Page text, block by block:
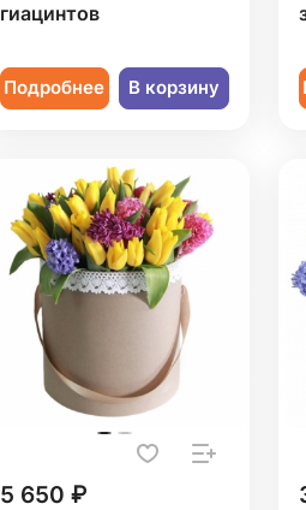
гиацинтов
Подробнее В корзину
5 650 ₽